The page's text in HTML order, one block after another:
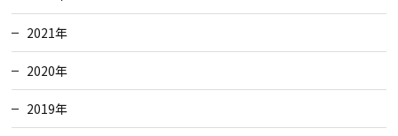
2021年
2020年
2019年